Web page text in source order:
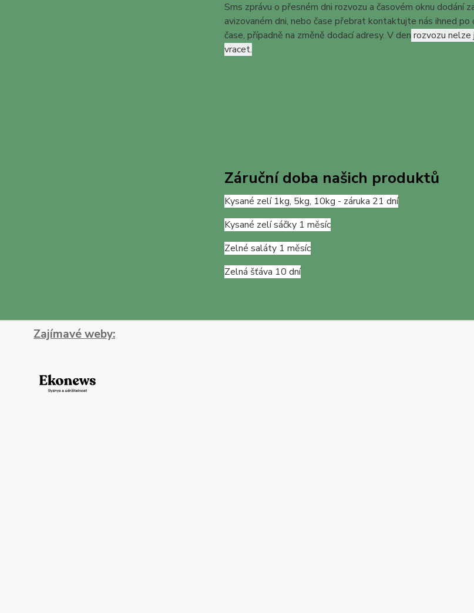
Sms zprávu o přesném dni rozvozu a časovém oknu
avizovaném dni, nebo čase přebrat kontaktujte nás ihned
čase, případně na změně dodací adresy. V den rozvozu nelze
vracet.
Záruční doba našich produktů
Kysané zelí 1kg, 5kg, 10kg - záruka 21 dní
Kysané zelí sáčky 1 měsíc
Zelné saláty 1 měsíc
Zelná šťáva 10 dní
Zajímavé weby: